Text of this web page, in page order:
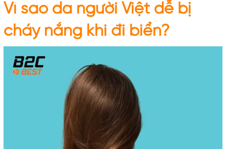
Vì sao da người Việt dễ bị
cháy nắng khi đi biển?